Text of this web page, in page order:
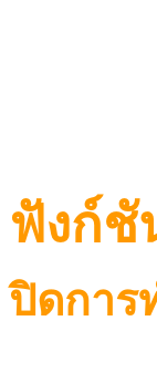
ฟังก์ชั
ปิดการ